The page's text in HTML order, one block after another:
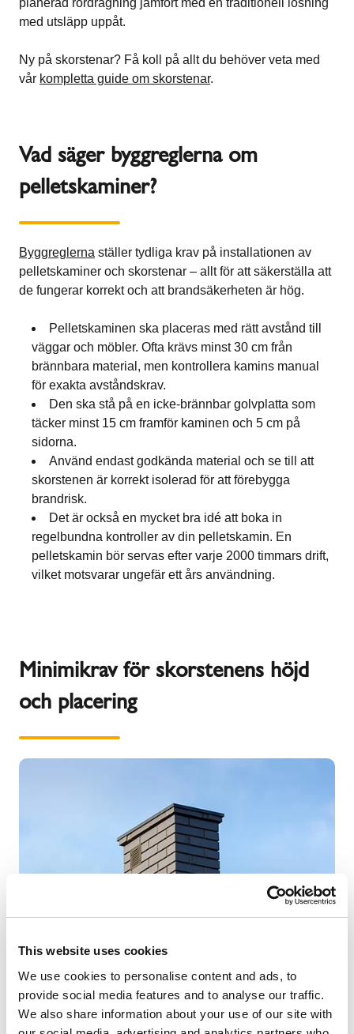
This website uses cookies
We use cookies to personalise content and ads, to
provide social media features and to analyse our traffic.
We also share information about your use of our site with
planerad rördragning jämfört med en traditionell lösning
med utsläpp uppåt.
Ny på skorstenar? Få koll på allt du behöver veta med
vår kompletta guide om skorstenar.
Vad säger byggreglerna om
pelletskaminer?
Byggreglerna ställer tydliga krav på installationen av
pelletskaminer och skorstenar – allt för att säkerställa att
de fungerar korrekt och att brandsäkerheten är hög.
Pelletskaminen ska placeras med rätt avstånd till
väggar och möbler. Ofta krävs minst 30 cm från
brännbara material, men kontrollera kamins manual
för exakta avståndskrav.
Den ska stå på en icke-brännbar golvplatta som
täcker minst 15 cm framför kaminen och 5 cm på
sidorna.
Använd endast godkända material och se till att
skorstenen är korrekt isolerad för att förebygga
brandrisk.
Det är också en mycket bra idé att boka in
regelbundna kontroller av din pelletskamin. En
pelletskamin bör servas efter varje 2000 timmars drift,
vilket motsvarar ungefär ett års användning.
Minimikrav för skorstenens höjd
och placering
Enligt svenska regler måste skorstenen uppfylla vissa